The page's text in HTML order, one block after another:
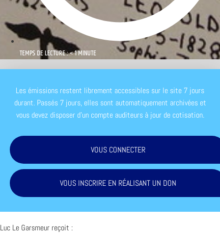
TEMPS DE LECTURE : < 1 MINUTE
Les émissions restent librement accessibles sur le site 7 jours
durant. Passés 7 jours, elles sont automatiquement archivées et
vous devez disposer d'un compte auditeurs à jour de cotisation.
VOUS CONNECTER
VOUS INSCRIRE EN RÉALISANT UN DON
Luc Le Garsmeur reçoit :